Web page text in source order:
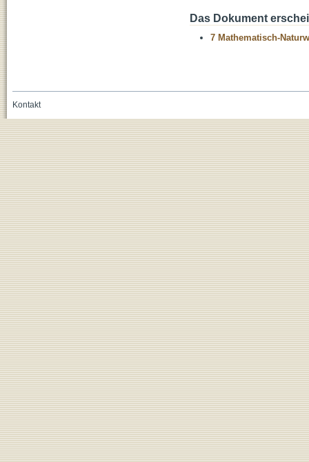
Das Dokument
7 Mathematisch-
Kontakt